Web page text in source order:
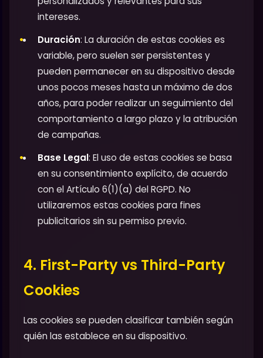
intereses.
Duración: La duración de estas cookies es
variable, pero suelen ser persistentes y
pueden permanecer en su dispositivo desde
unos pocos meses hasta un máximo de dos
años, para poder realizar un seguimiento del
comportamiento a largo plazo y la atribución
de campañas.
Base Legal: El uso de estas cookies se basa
en su consentimiento explícito, de acuerdo
con el Artículo 6(1)(a) del RGPD. No
utilizaremos estas cookies para fines
publicitarios sin su permiso previo.
4. First-Party vs Third-Party
Cookies
Las cookies se pueden clasificar también según
quién las establece en su dispositivo.